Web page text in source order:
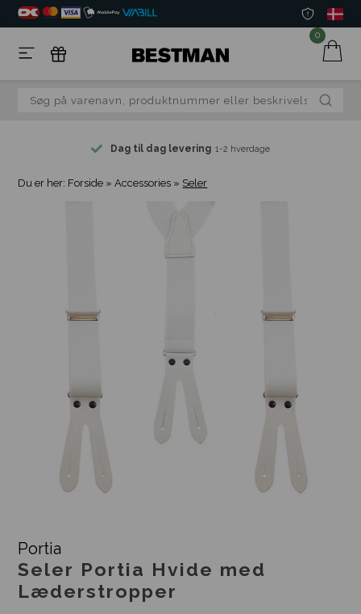
0
Dag til dag levering 1-2 hverdage
Du er her: Forside »Accessories » Seler
Portia
Seler Portia Hvide med
Læderstropper